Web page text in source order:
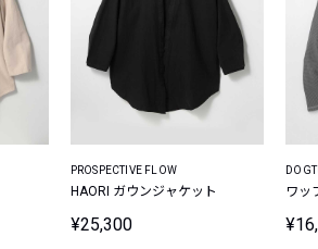
PROSPECTIVE FLOW
HAORI ガウンジャケット
¥25,300
ワッ